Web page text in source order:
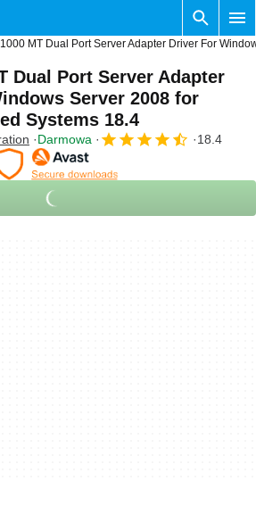
MT Dual Port Server Adapter Driver For
Dual Port Server Adapter
Server 2008 for
Systems 18.4
Darmowa 18.4